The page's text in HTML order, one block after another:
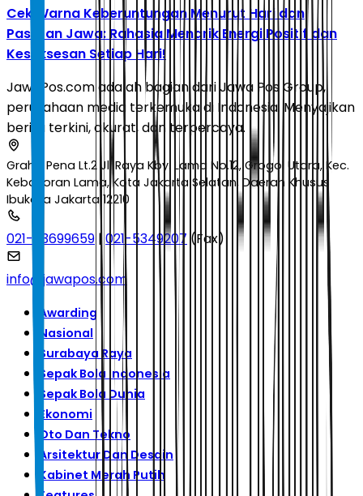
Cek Warna Keberuntungan Menurut Hari dan
Pasaran Jawa: Rahasia Menarik Energi Positif dan
Kesuksesan Setiap Hari!
JawaPos.com adalah bagian dari Jawa Pos Group,
perusahaan media terkemuka di Indonesia. Menyajikan
berita terkini, akurat, dan terpercaya.
Graha Pena Lt.2 Jl. Raya Kby. Lama No.12, Grogol Utara, Kec.
Kebayoran Lama, Kota Jakarta Selatan, Daerah Khusus
Ibukota Jakarta 12210
021-53699659 |021-5349207 (Fax)
info@jawapos.com
Awarding
Nasional
Surabaya Raya
Sepak Bola Indonesia
Sepak Bola Dunia
Ekonomi
Oto Dan Tekno
Arsitektur Dan Desain
Kabinet Merah Putih